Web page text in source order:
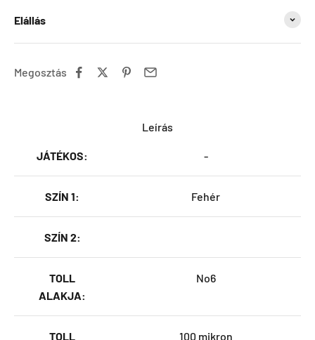
Elállás
Megosztás
Leírás
JÁTÉKOS: -
SZÍN 1: Fehér
SZÍN 2:
TOLL
ALAKJA:
No6
TOLL
100 mikron